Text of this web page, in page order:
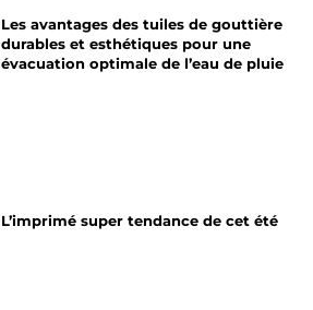
Les avantages des tuiles de gouttière
durables et esthétiques pour une
évacuation optimale de l’eau de pluie
L’imprimé super tendance de cet été